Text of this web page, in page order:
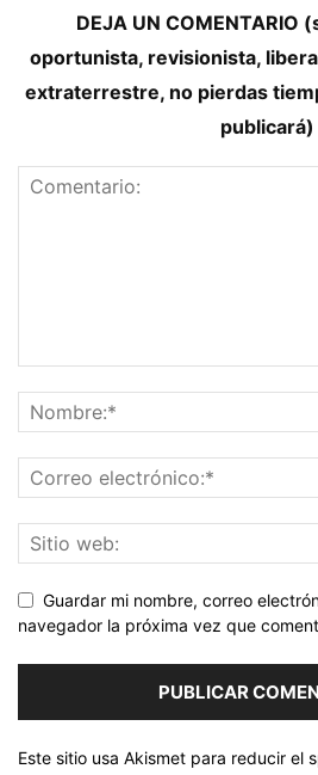
DEJA UN COMENTARIO
oportunista, revisionista,
extraterrestre, no pierdas
publicará)
Guardar mi nombre, correo
navegador la próxima vez que
Este sitio usa Akismet para reducir el